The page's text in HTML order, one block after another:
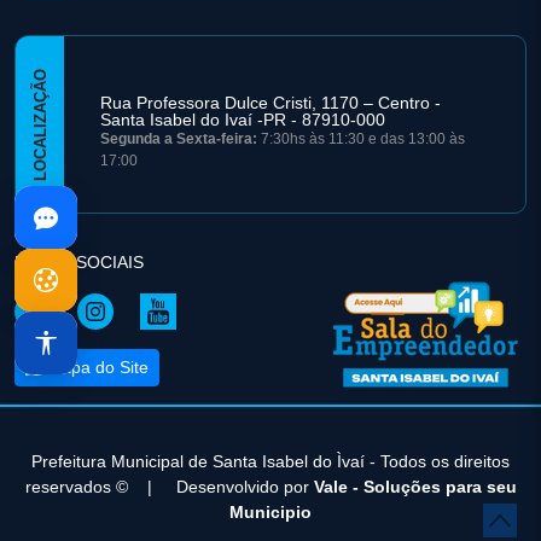
LOCALIZAÇÃO
Rua Professora Dulce Cristi, 1170 – Centro -
Santa Isabel do Ivaí -PR - 87910-000
Segunda a Sexta-feira: 7:30hs às 11:30 e das 13:00 às
17:00
REDES SOCIAIS
Mapa do Site
Prefeitura Municipal de Santa Isabel do Ìvaí - Todos os direitos
reservados ©| Desenvolvido por Vale - Soluções para seu
Municipio